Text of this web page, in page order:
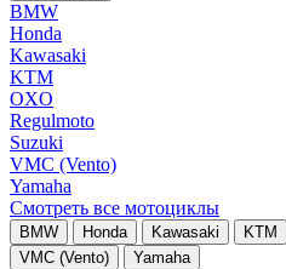
BMW
Honda
Kawasaki
KTM
OXO
Regulmoto
Suzuki
VMC (Vento)
Yamaha
Смотреть все мотоциклы
BMW Honda Kawasaki KTM
VMC (Vento)
Yamaha